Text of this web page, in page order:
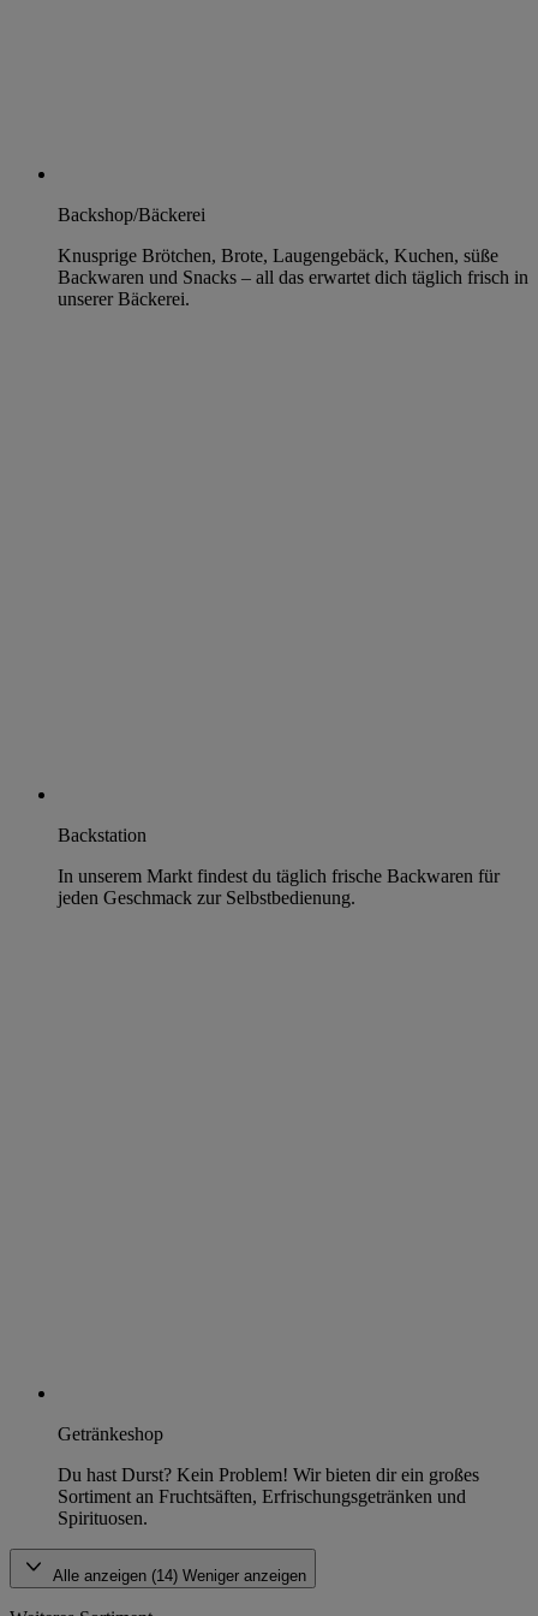
Backshop/Bäckerei
Knusprige Brötchen, Brote, Laugengebäck, Kuchen, süße
Backwaren und Snacks – all das erwartet dich täglich frisch in
unserer Bäckerei.
Backstation
In unserem Markt findest du täglich frische Backwaren für
jeden Geschmack zur Selbstbedienung.
Getränkeshop
Du hast Durst? Kein Problem! Wir bieten dir ein großes
Sortiment an Fruchtsäften, Erfrischungsgetränken und
Spirituosen.
Alle anzeigen (14) Weniger anzeigen